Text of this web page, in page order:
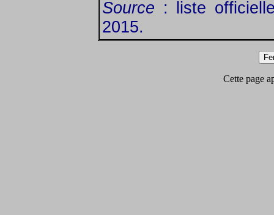
Source : liste
2015.
Cette page